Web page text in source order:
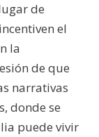
de
el
la
de que
narrativas
donde se
puede vivir